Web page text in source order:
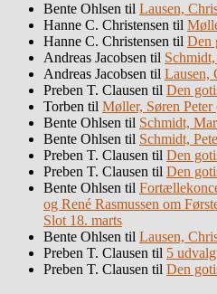
Bente Ohlsen til Lausen,
Hanne C. Christensen til
Hanne C. Christensen til Den
Andreas Jacobsen til
Andreas Jacobsen til Lausen,
Preben T. Clausen til Den
Torben til Møller, Søren
Bente Ohlsen til Schmidt,
Bente Ohlsen til Schmidt,
Preben T. Clausen til Den
Preben T. Clausen til Den
Bente Ohlsen til
og René Rasmussen om
Slot 18. marts
Bente Ohlsen til Lausen,
Preben T. Clausen til 5
Preben T. Clausen til Den